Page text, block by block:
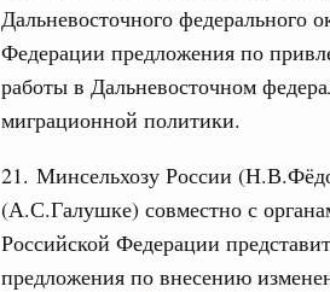
Дальневосточного федерального
Федерации предложения по
работы в Дальневосточном
миграционной политики.
21. Минсельхозу России
(А.С.Галушке) совместно с
Российской Федерации
предложения по внесению